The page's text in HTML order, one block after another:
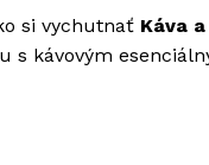
si vychutnať Káva
s kávovým